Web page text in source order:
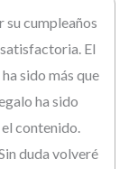
su cumpleaños
El
sido más que
ha sido
contenido.
duda volveré